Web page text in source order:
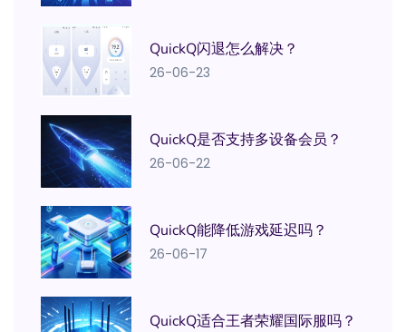
QuickQ闪退怎么解决？
26-06-23
QuickQ是否支持多设备会员？
26-06-22
QuickQ能降低游戏延迟吗？
26-06-17
QuickQ适合王者荣耀国际服吗？